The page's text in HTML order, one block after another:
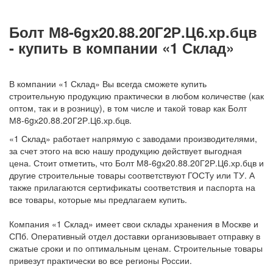
Болт М8-6gх20.88.20Г2Р.Ц6.хр.бцв
- купить в компании «1 Склад»
В компании «1 Склад» Вы всегда сможете купить
строительную продукцию практически в любом количестве (как
оптом, так и в розницу), в том числе и такой товар как Болт
М8-6gх20.88.20Г2Р.Ц6.хр.бцв.
«1 Склад» работает напрямую с заводами производителями,
за счет этого на всю нашу продукцию действует выгодная
цена. Стоит отметить, что Болт М8-6gх20.88.20Г2Р.Ц6.хр.бцв и
другие строительные товары соответствуют ГОСТу или ТУ. А
также прилагаются сертификаты соответствия и паспорта на
все товары, которые мы предлагаем купить.
Компания «1 Склад» имеет свои склады хранения в Москве и
СПб. Оперативный отдел доставки организовывает отправку в
сжатые сроки и по оптимальным ценам. Строительные товары
привезут практически во все регионы России.